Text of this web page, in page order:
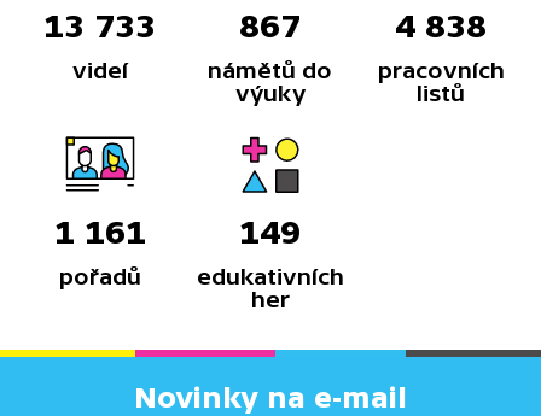
13 733
videí
867
námětů do
výuky
4 838
pracovních
listů
1 161
pořadů
149
edukativních
her
Novinky na e-mail